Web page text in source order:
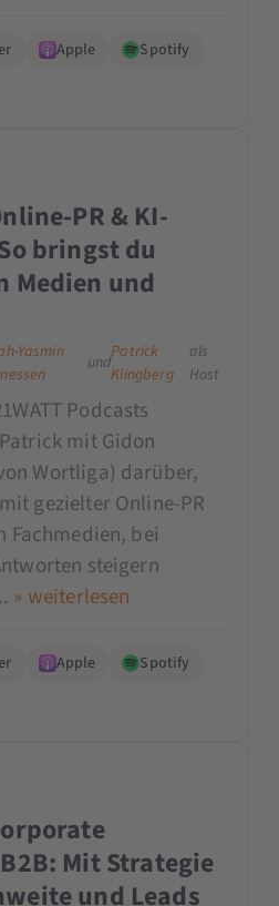
Apple
Spotify
PR & KI-
bringst du
Medien und
Yasmin
und
Patrick
Klingberg
als
Host
Podcasts
mit Gidon
Wortliga) darüber,
gezielter Online-PR
bei
steigern
» weiterlesen
Apple
Spotify
Mit Strategie
und Leads